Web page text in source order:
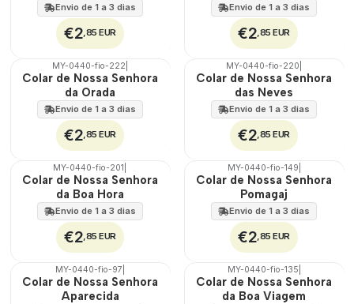
Envio de 1 a 3 dias
€2,85 EUR
Envio de 1 a 3 dias
€2,85 EUR
🇵🇹
MY-0440-fio-222
Colar de Nossa Senhora
da Orada
Envio de 1 a 3 dias
€2,85 EUR
🇵🇹
MY-0440-fio-220
Colar de Nossa Senhora
das Neves
Envio de 1 a 3 dias
€2,85 EUR
🇵🇹
MY-0440-fio-201
Colar de Nossa Senhora
da Boa Hora
Envio de 1 a 3 dias
€2,85 EUR
🇵🇹
MY-0440-fio-149
Colar de Nossa Senhora
Pomagaj
Envio de 1 a 3 dias
€2,85 EUR
🇵🇹
MY-0440-fio-97
Colar de Nossa Senhora
Aparecida
🇵🇹
MY-0440-fio-135
Colar de Nossa Senhora
da Boa Viagem